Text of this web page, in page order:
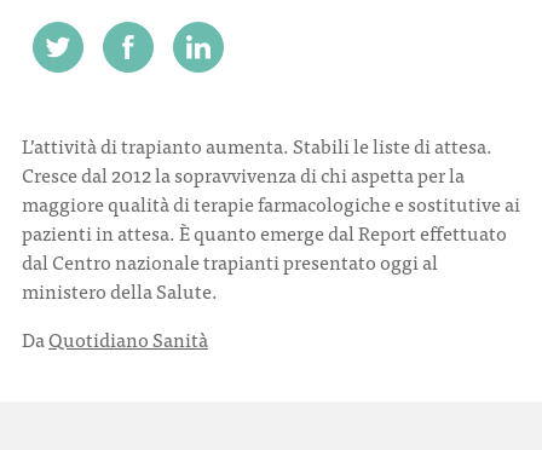
NEWS
L’attività di trapianto aumenta. Stabili le liste di attesa.
Cresce dal 2012 la sopravvivenza di chi aspetta per la
maggiore qualità di terapie farmacologiche e sostitutive ai
pazienti in attesa. È quanto emerge dal Report effettuato
dal Centro nazionale trapianti presentato oggi al
ministero della Salute.
DaQuotidiano Sanità